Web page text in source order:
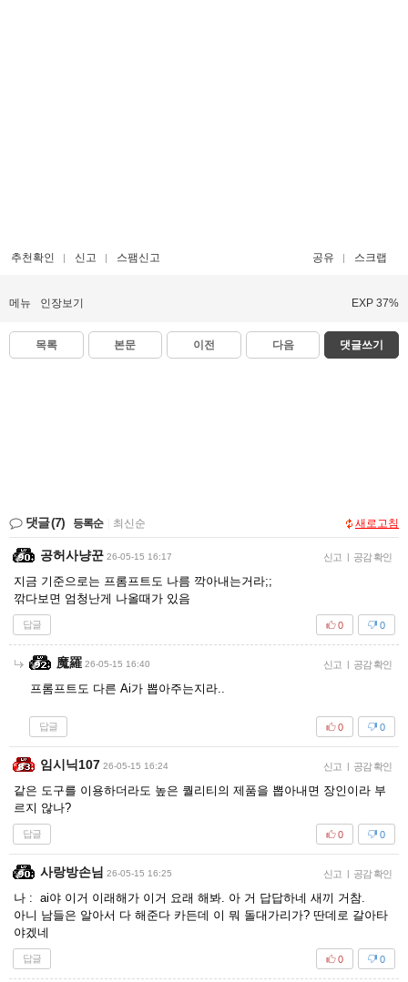
추천확인 신고 스팸신고 공유 스크랩
메뉴 인장보기 EXP 37%
목록 본문 이전 다음 댓글쓰기
댓글(7) 등록순 최신순 새로고침
공허사냥꾼 26-05-15 16:17 신고 공감 확인
지금 기준으로는 프롬프트도 나름 깍아내는거라;;
깎다보면 엄청난게 나올때가 있음
답글 0
0
魔羅 26-05-15 16:40 신고 공감 확인
프롬프트도 다른 Ai가 뽑아주는지라..
답글 0
0
임시닉107 26-05-15 16:24 신고 공감 확인
같은 도구를 이용하더라도 높은 퀄리티의 제품을 뽑아내면 장인이라 부
르지 않나?
답글 0
0
사랑방손님 26-05-15 16:25 신고 공감 확인
나 : ai야 이거 이래해가 이거 요래 해봐. 아 거 답답하네 새끼 거참.
아니 남들은 알아서 다 해준다 카든데 이 뭐 돌대가리가? 딴데로 갈아타
야겠네
답글 0
0